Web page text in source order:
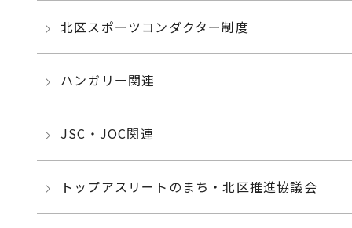
北区スポーツコンダクター制度
ハンガリー関連
JSC・JOC関連
トップアスリートのまち・北区推進協議会